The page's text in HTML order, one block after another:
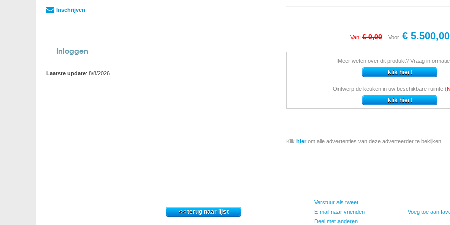
Inschrijven
Inloggen
Laatste update: 8/8/2026
Van:€ 0,00 Voor: € 5.500,00
Meer weten over dit produkt? Vraag informatie
Ontwerp de keuken in uw beschikbare ruimte (
Klik hierom alle advertenties van deze adverteerder te bekijken.
Verstuur als tweet
E-mail naar vrienden
Deel met anderen
Voeg toe aan